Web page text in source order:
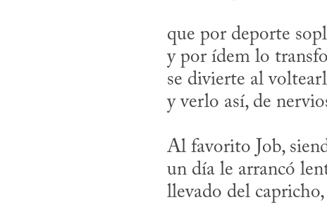
que por deporte
y por ídem lo
se divierte al
Al favorito Job,
un día le arrancó